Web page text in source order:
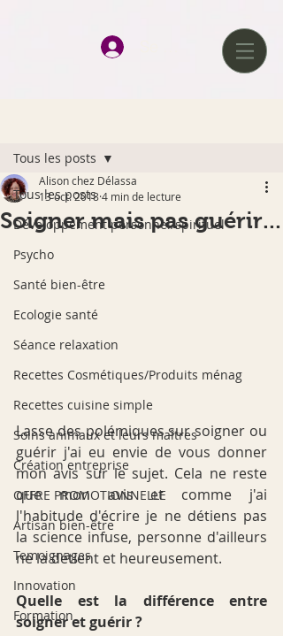
Se connecter
Tous les posts
Développement personnel/spirituel
Psycho
Santé bien-être
Ecologie santé
Séance relaxation
Recettes Cosmétiques/Produits ménag
Recettes cuisine simple
Soins animaux et leurs maîtres
Création entreprise
OFFRE PROMOTIONNELLE
Artisan bien-être
Temoignages
Innovation
Formation
Tous les posts
Soigner mais pas guérir...
Alison chez Délassa
13 oct. 20184 min de lecture
Lasse des polémiques sur soigner ou
guérir j'ai eu envie de vous donner
mon avis sur le sujet. Cela ne reste
que mon avis et comme j'ai
l'habitude d'écrire je ne détiens pas
la science infuse, personne d'ailleurs
ne la détient et heureusement.
Quelle est la différence entre
soigner et guérir ?